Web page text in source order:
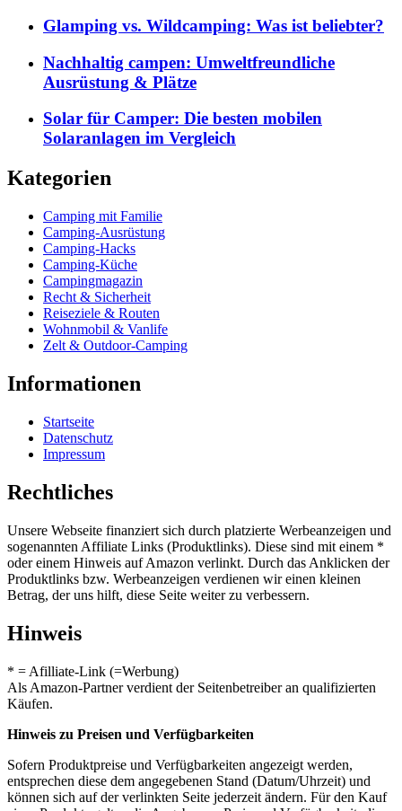
Glamping vs. Wildcamping: Was ist beliebter?
Nachhaltig campen: Umweltfreundliche
Ausrüstung & Plätze
Solar für Camper: Die besten mobilen
Solaranlagen im Vergleich
Kategorien
Camping mit Familie
Camping-Ausrüstung
Camping-Hacks
Camping-Küche
Campingmagazin
Recht & Sicherheit
Reiseziele & Routen
Wohnmobil & Vanlife
Zelt & Outdoor-Camping
Informationen
Startseite
Datenschutz
Impressum
Rechtliches
Unsere Webseite finanziert sich durch platzierte Werbeanzeigen und
sogenannten Affiliate Links (Produktlinks). Diese sind mit einem *
oder einem Hinweis auf Amazon verlinkt. Durch das Anklicken der
Produktlinks bzw. Werbeanzeigen verdienen wir einen kleinen
Betrag, der uns hilft, diese Seite weiter zu verbessern.
Hinweis
* = Afilliate-Link (=Werbung)
Als Amazon-Partner verdient der Seitenbetreiber an qualifizierten
Käufen.
Hinweis zu Preisen und Verfügbarkeiten
Sofern Produktpreise und Verfügbarkeiten angezeigt werden,
entsprechen diese dem angegebenen Stand (Datum/Uhrzeit) und
können sich auf der verlinkten Seite jederzeit ändern. Für den Kauf